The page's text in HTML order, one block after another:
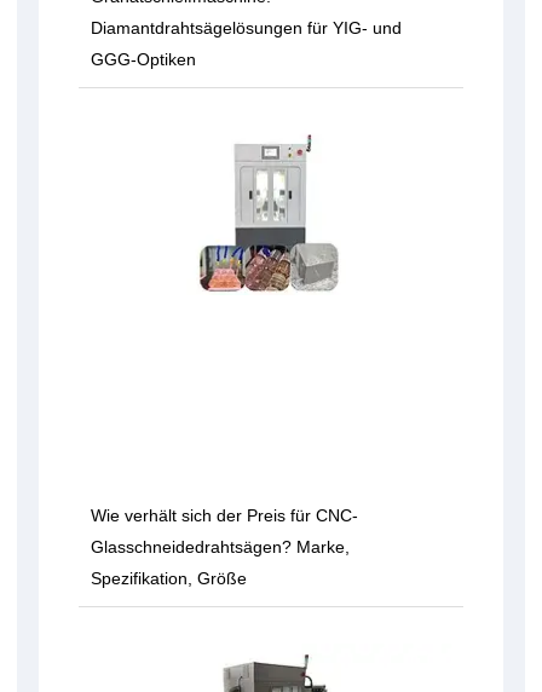
Diamantdrahtsägelösungen für YIG- und
GGG-Optiken
Wie verhält sich der Preis für CNC-
Glasschneidedrahtsägen? Marke,
Spezifikation, Größe